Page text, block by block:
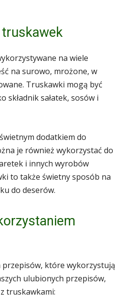
na wiele
na surowo, mrożone, w
Truskawki mogą być
składnik sałatek, sosów i
dodatkiem do
je również wykorzystać do
i innych wyrobów
to także świetny sposób na
do deserów.
przepisów, które wykorzystują
ulubionych przepisów,
truskawkami: